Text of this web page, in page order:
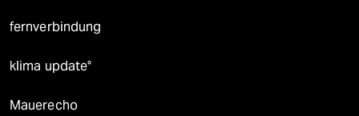
fernverbindung
klima update°
Mauerecho